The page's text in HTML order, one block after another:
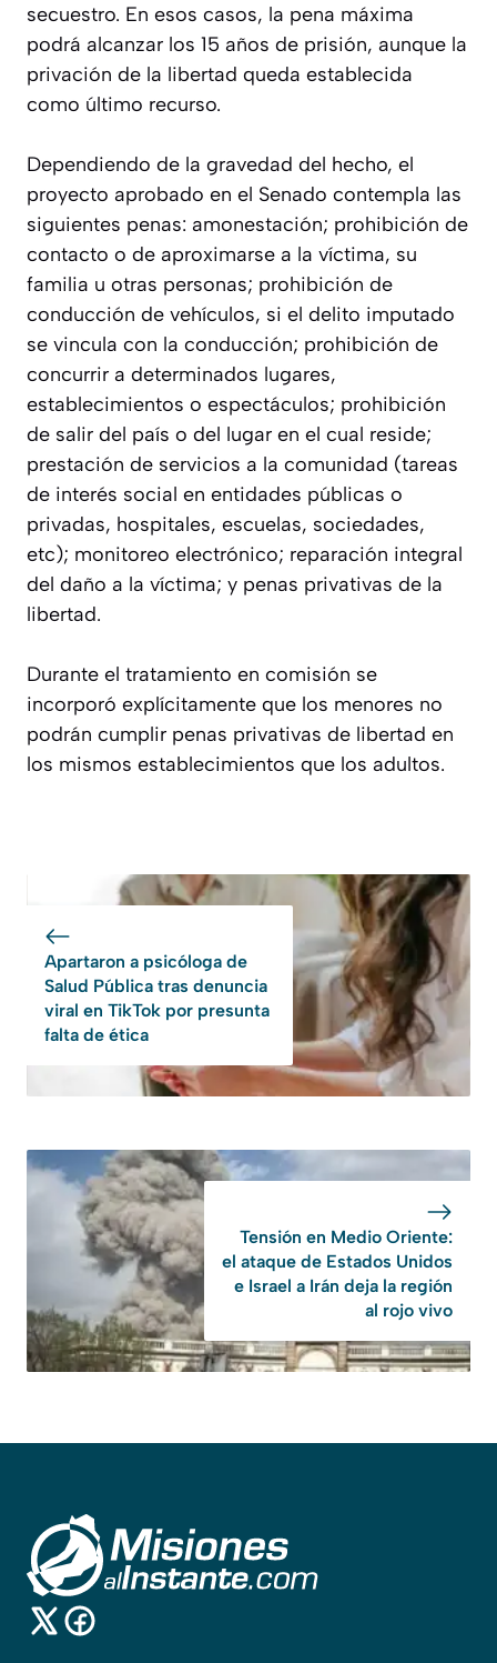
secuestro. En esos casos, la pena máxima
podrá alcanzar los 15 años de prisión, aunque la
privación de la libertad queda establecida
como último recurso.
Dependiendo de la gravedad del hecho, el
proyecto aprobado en el Senado contempla las
siguientes penas: amonestación; prohibición de
contacto o de aproximarse a la víctima, su
familia u otras personas; prohibición de
conducción de vehículos, si el delito imputado
se vincula con la conducción; prohibición de
concurrir a determinados lugares,
establecimientos o espectáculos; prohibición
de salir del país o del lugar en el cual reside;
prestación de servicios a la comunidad (tareas
de interés social en entidades públicas o
privadas, hospitales, escuelas, sociedades,
etc); monitoreo electrónico; reparación integral
del daño a la víctima; y penas privativas de la
libertad.
Durante el tratamiento en comisión se
incorporó explícitamente que los menores no
podrán cumplir penas privativas de libertad en
los mismos establecimientos que los adultos.
Apartaron a psicóloga de
Salud Pública tras denuncia
viral en TikTok por presunta
falta de ética
Tensión en Medio Oriente:
el ataque de Estados Unidos
e Israel a Irán deja la región
al rojo vivo